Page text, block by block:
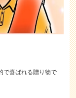
で喜ばれる贈り物で